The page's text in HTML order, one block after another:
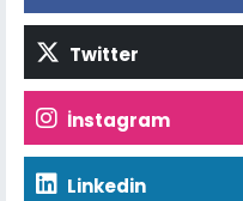
Twitter
İnstagram
Linkedin